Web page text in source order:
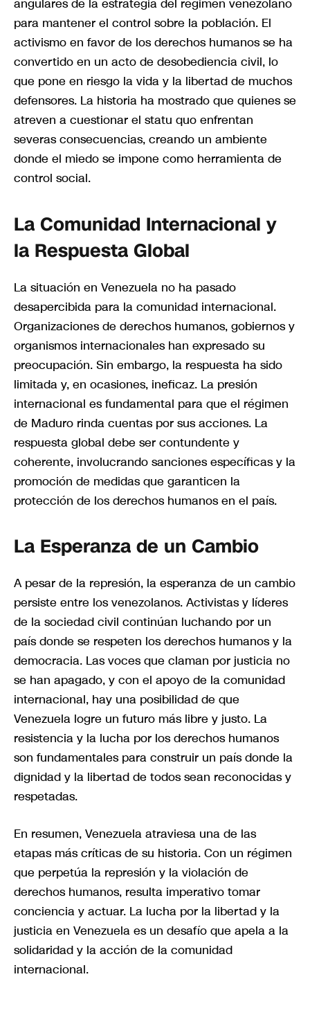
angulares de la estrategia del régimen venezolano
para mantener el control sobre la población. El
activismo en favor de los derechos humanos se ha
convertido en un acto de desobediencia civil, lo
que pone en riesgo la vida y la libertad de muchos
defensores. La historia ha mostrado que quienes se
atreven a cuestionar el statu quo enfrentan
severas consecuencias, creando un ambiente
donde el miedo se impone como herramienta de
control social.
La Comunidad Internacional y
la Respuesta Global
La situación en Venezuela no ha pasado
desapercibida para la comunidad internacional.
Organizaciones de derechos humanos, gobiernos y
organismos internacionales han expresado su
preocupación. Sin embargo, la respuesta ha sido
limitada y, en ocasiones, ineficaz. La presión
internacional es fundamental para que el régimen
de Maduro rinda cuentas por sus acciones. La
respuesta global debe ser contundente y
coherente, involucrando sanciones específicas y la
promoción de medidas que garanticen la
protección de los derechos humanos en el país.
La Esperanza de un Cambio
A pesar de la represión, la esperanza de un cambio
persiste entre los venezolanos. Activistas y líderes
de la sociedad civil continúan luchando por un
país donde se respeten los derechos humanos y la
democracia. Las voces que claman por justicia no
se han apagado, y con el apoyo de la comunidad
internacional, hay una posibilidad de que
Venezuela logre un futuro más libre y justo. La
resistencia y la lucha por los derechos humanos
son fundamentales para construir un país donde la
dignidad y la libertad de todos sean reconocidas y
respetadas.
En resumen, Venezuela atraviesa una de las
etapas más críticas de su historia. Con un régimen
que perpetúa la represión y la violación de
derechos humanos, resulta imperativo tomar
conciencia y actuar. La lucha por la libertad y la
justicia en Venezuela es un desafío que apela a la
solidaridad y la acción de la comunidad
internacional.